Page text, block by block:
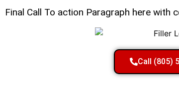
Final Call To action Paragraph here with
Call (805)